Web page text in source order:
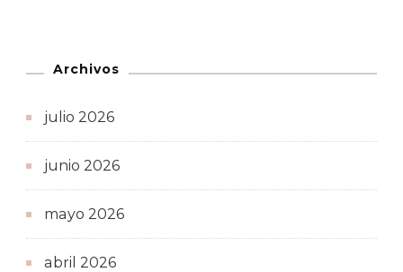
Archivos
julio 2026
junio 2026
mayo 2026
abril 2026